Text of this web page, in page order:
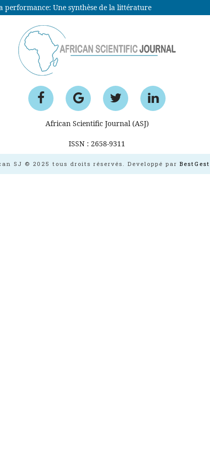
performance: Une synthèse de la littérature
African Scientific Journal (ASJ)
ISSN : 2658-9311
SJ © 2025 tous droits réservés. Developpé par BestGest